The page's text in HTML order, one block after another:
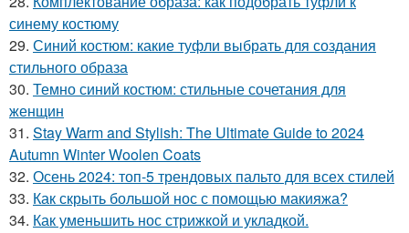
синему костюму
29. Синий костюм: какие туфли выбрать для создания
стильного образа
30. Темно синий костюм: стильные сочетания для
женщин
31. Stay Warm and Stylish: The Ultimate Guide to 2024
Autumn Winter Woolen Coats
32. Осень 2024: топ-5 трендовых пальто для всех стилей
33. Как скрыть большой нос с помощью макияжа?
34. Как уменьшить нос стрижкой и укладкой.